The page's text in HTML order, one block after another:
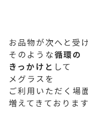
お品物が次へと受
そのような循環の
きっかけと して
メグラスを
ご利用いただく場
増えてきておりま